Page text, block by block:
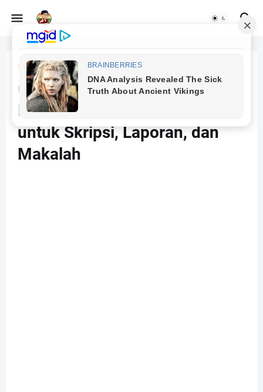
Beranda cara buat halaman romawi dan angka di Word
Cara Membuat Nomor
Halaman Berbeda di Word
untuk Skripsi, Laporan, dan
Makalah